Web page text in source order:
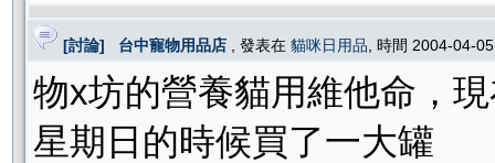
[討論] 台中寵物用品店 , 發表在 貓咪日用品 , 時間 2004-04-
物x坊的營養貓用維他命，
星期日的時候買了一大罐